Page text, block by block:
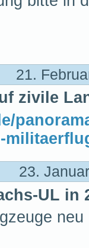
21.
zivile
23.
UL in